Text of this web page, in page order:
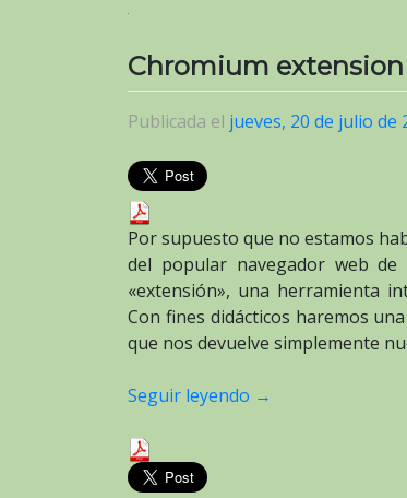
Chromium
Publicada el jueves, 20 de julio de
Por supuesto que no estamos
del popular navegador web
«extensión», una herramienta
Con fines didácticos haremos
que nos devuelve simplemente
Seguir leyendo →